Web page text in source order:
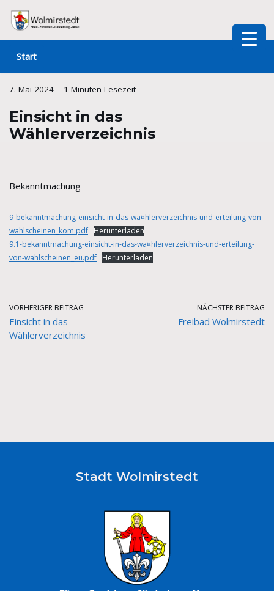
Zum
springen
Start
7. Mai 2024 1 Minuten Lesezeit
Einsicht in das
Wählerverzeichnis
Bekanntmachung
9-bekanntmachung-einsicht-in-das-wa¤hlerverzeichnis-und-erteilung-von-
wahlscheinen_kom.pdf Herunterladen
9.1-bekanntmachung-einsicht-in-das-wa¤hlerverzeichnis-und-erteilung-
von-wahlscheinen_eu.pdf Herunterladen
VORHERIGER BEITRAG
Einsicht in das
Wählerverzeichnis
NÄCHSTER BEITRAG
Freibad Wolmirstedt
Stadt Wolmirstedt